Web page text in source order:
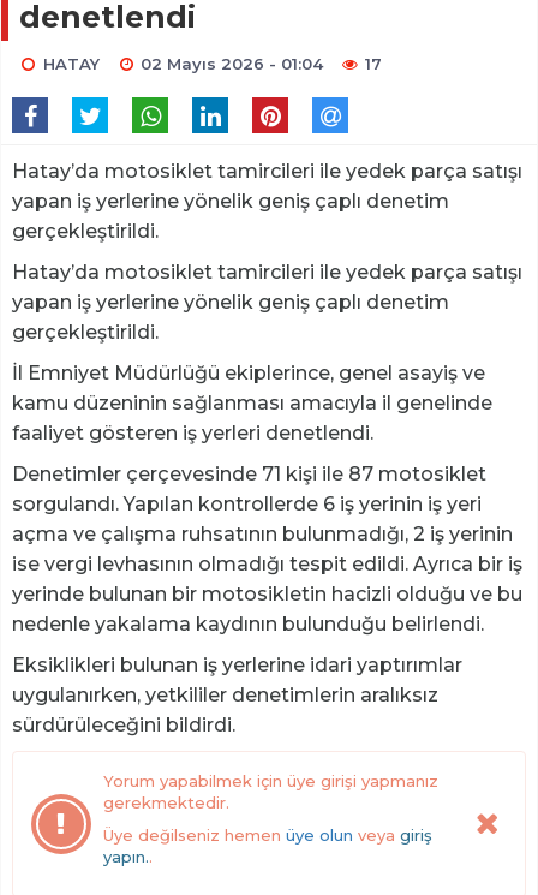
denetlendi
HATAY 02 Mayıs 2026 - 01:04 17
Hatay’da motosiklet tamircileri ile yedek parça satışı
yapan iş yerlerine yönelik geniş çaplı denetim
gerçekleştirildi.
Hatay’da motosiklet tamircileri ile yedek parça satışı
yapan iş yerlerine yönelik geniş çaplı denetim
gerçekleştirildi.
İl Emniyet Müdürlüğü ekiplerince, genel asayiş ve
kamu düzeninin sağlanması amacıyla il genelinde
faaliyet gösteren iş yerleri denetlendi.
Denetimler çerçevesinde 71 kişi ile 87 motosiklet
sorgulandı. Yapılan kontrollerde 6 iş yerinin iş yeri
açma ve çalışma ruhsatının bulunmadığı, 2 iş yerinin
ise vergi levhasının olmadığı tespit edildi. Ayrıca bir iş
yerinde bulunan bir motosikletin hacizli olduğu ve bu
nedenle yakalama kaydının bulunduğu belirlendi.
Eksiklikleri bulunan iş yerlerine idari yaptırımlar
uygulanırken, yetkililer denetimlerin aralıksız
sürdürüleceğini bildirdi.
Yorum yapabilmek için üye girişi yapmanız
gerekmektedir.
Üye değilseniz hemen üye olun veya giriş
yapın..